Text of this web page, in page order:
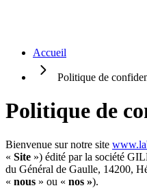
Accueil
Politique de
Politique de
Bienvenue sur notre site
« Site ») édité par la société
du Général de Gaulle, 14200,
« nous » ou « nos »).